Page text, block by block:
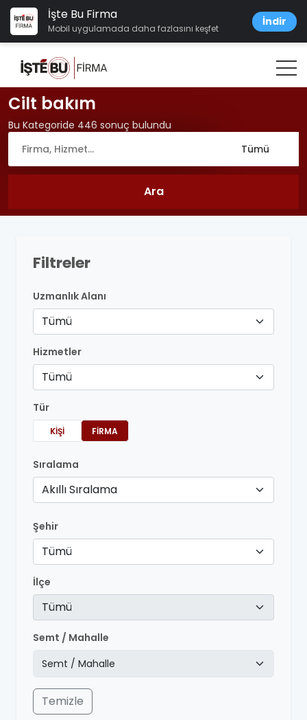
İşte Bu Firma
Mobil uygulamada daha fazlasını keşfet
İndir
Cilt bakım
Bu Kategoride 446 sonuç bulundu
Filtreler
Uzmanlık Alanı
Tümü
Hizmetler
Tümü
Tür
KIŞI FIRMA
Sıralama
Akıllı Sıralama
Şehir
Tümü
İlçe
Tümü
Semt / Mahalle
Temizle